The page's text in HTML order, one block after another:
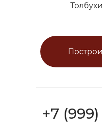
+7